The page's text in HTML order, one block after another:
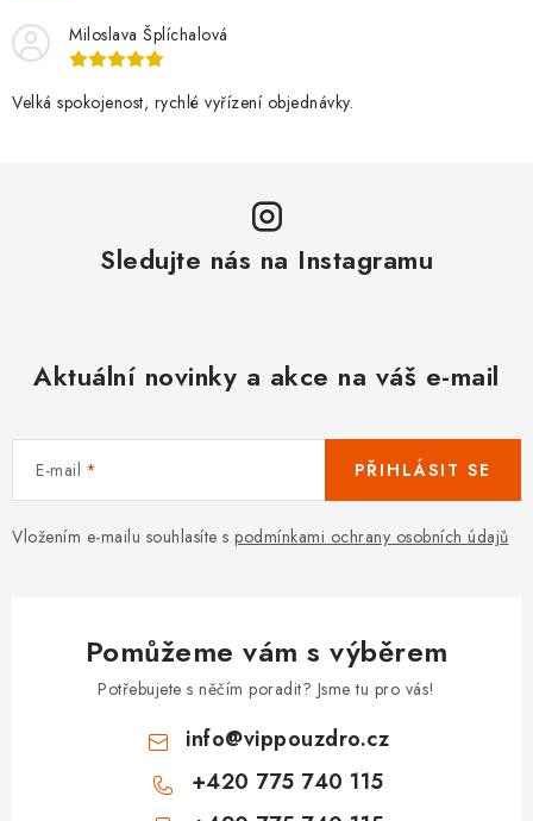
Miloslava Šplíchalová
Velká spokojenost, rychlé vyřízení objednávky.
Sledujte nás na Instagramu
Aktuální novinky a akce na váš e-mail
E-mail
Vložením e-mailu souhlasíte s podmínkami ochrany osobních údajů
PŘIHLÁSIT SE
Pomůžeme vám s výběrem
Potřebujete s něčím poradit? Jsme tu pro vás!
info@vippouzdro.cz
+420 775 740 115